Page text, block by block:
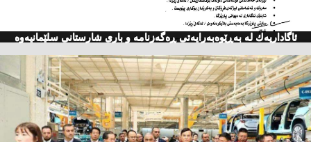
ئاگاداریه‌ك له‌ به‌ڕێوه‌به‌رایه‌تی ڕه‌گه‌زنامه‌ و باری شارستانی سلێمانیه‌وه‌